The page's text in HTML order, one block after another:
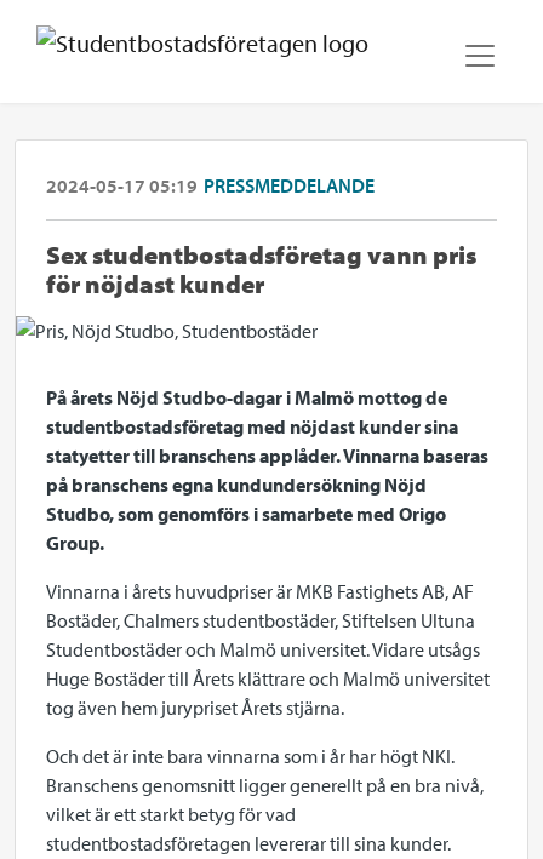
2024-05-17 05:19 PRESSMEDDELANDE
Sex studentbostadsföretag vann pris
för nöjdast kunder
På årets Nöjd Studbo-dagar i Malmö mottog de
studentbostadsföretag med nöjdast kunder sina
statyetter till branschens applåder. Vinnarna baseras
på branschens egna kundundersökning Nöjd
Studbo, som genomförs i samarbete med Origo
Group.
Vinnarna i årets huvudpriser är MKB Fastighets AB, AF
Bostäder, Chalmers studentbostäder, Stiftelsen Ultuna
Studentbostäder och Malmö universitet. Vidare utsågs
Huge Bostäder till Årets klättrare och Malmö universitet
tog även hem jurypriset Årets stjärna.
Och det är inte bara vinnarna som i år har högt NKI.
Branschens genomsnitt ligger generellt på en bra nivå,
vilket är ett starkt betyg för vad
studentbostadsföretagen levererar till sina kunder.